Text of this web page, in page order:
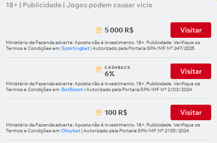
18+ | Publicidade | Jogos podem causar vício
5 000 R$ Visitar
Ministério da Fazenda adverte: Aposta não é investimento. 18+. Publicidade. Verifique os
Termos e Condições em:Sportingbet| Autorizado pela Portaria SPA/MF Nº 247/2025
СASHBACK
6% Visitar
Ministério da Fazenda adverte: Aposta não é investimento. 18+. Publicidade. Verifique os
Termos e Condições em: BetBoom| Autorizado pela Portaria SPA/MF Nº 2.103/2024
100 R$ Visitar
Ministério da Fazenda adverte: Aposta não é investimento. 18+. Publicidade. Verifique os
Termos e Condições em:Oleybet| Autorizado pela Portaria SPA/MF Nº 2.105/2024